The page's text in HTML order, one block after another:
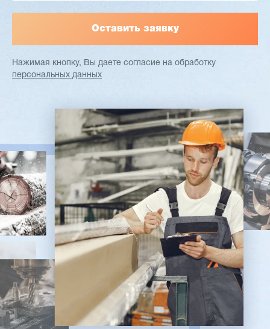
Нажимая кнопку, Вы даете согласие на обработку
персональных данных